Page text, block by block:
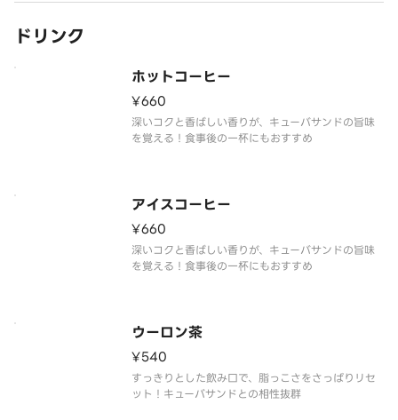
ドリンク
ホットコーヒー
¥660
深いコクと香ばしい香りが、キューバサンドの旨味
を覚える！食事後の一杯にもおすすめ
アイスコーヒー
¥660
深いコクと香ばしい香りが、キューバサンドの旨味
を覚える！食事後の一杯にもおすすめ
ウーロン茶
¥540
すっきりとした飲み口で、脂っこさをさっぱりリセ
ット！キューバサンドとの相性抜群